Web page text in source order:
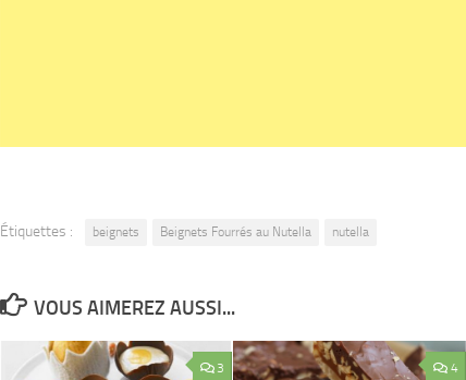
Étiquettes : beignets Beignets Fourrés au Nutella nutella
VOUS AIMEREZ AUSSI...
3 4